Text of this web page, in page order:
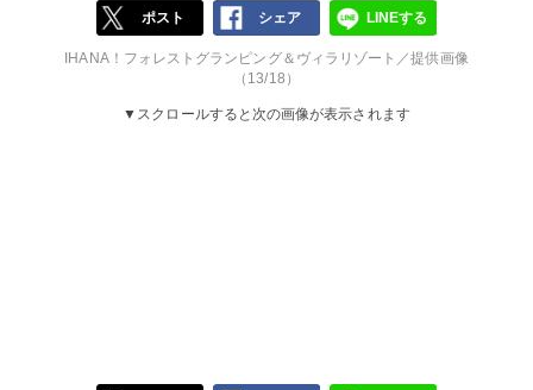
ポスト シェア LINEする
IHANA！フォレストグランピング＆ヴィラリゾート／提供画像
（13/18）
▼スクロールすると次の画像が表示されます